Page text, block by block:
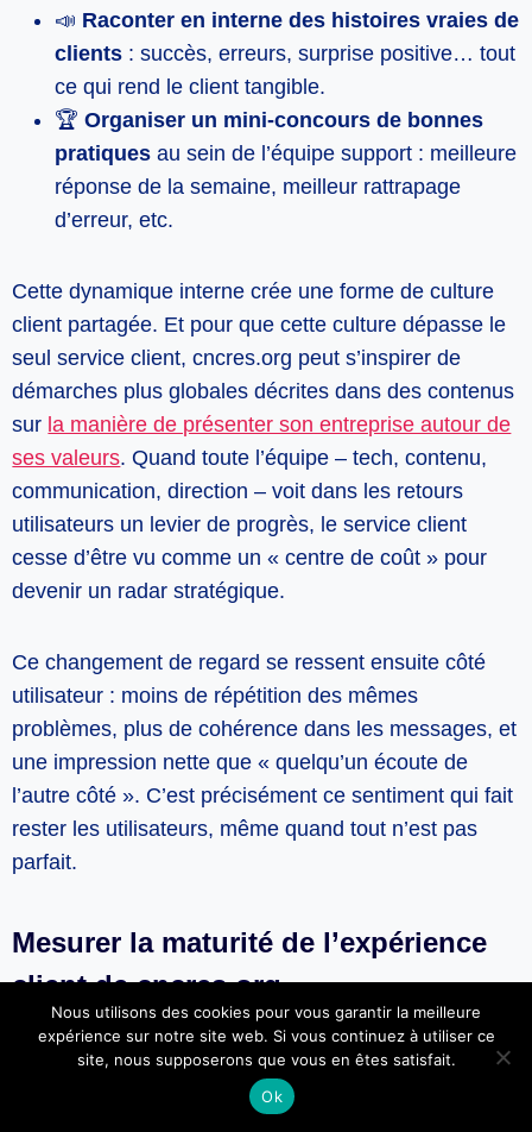
📣 Raconter en interne des histoires vraies de
clients : succès, erreurs, surprise positive… tout
ce qui rend le client tangible.
🏆Organiser un mini-concours de bonnes
pratiques au sein de l’équipe support : meilleure
réponse de la semaine, meilleur rattrapage
d’erreur, etc.
Cette dynamique interne crée une forme de culture
client partagée. Et pour que cette culture dépasse le
seul service client, cncres.org peut s’inspirer de
démarches plus globales décrites dans des contenus
sur la manière de présenter son entreprise autour de
ses valeurs. Quand toute l’équipe – tech, contenu,
communication, direction – voit dans les retours
utilisateurs un levier de progrès, le service client
cesse d’être vu comme un « centre de coût » pour
devenir un radar stratégique.
Ce changement de regard se ressent ensuite côté
utilisateur : moins de répétition des mêmes
problèmes, plus de cohérence dans les messages, et
une impression nette que « quelqu’un écoute de
l’autre côté ». C’est précisément ce sentiment qui fait
rester les utilisateurs, même quand tout n’est pas
parfait.
Mesurer la maturité de l’expérience
client de cncres.org
Pour savoir où aller, encore faut-il savoir d’où on part.
Cncres.org peut s’inspirer des grilles de maturité CX
existantes pour s’auto-évaluer sur plusieurs piliers :
Nous utilisons des cookies pour vous garantir la meilleure
expérience sur notre site web. Si vous continuez à utiliser ce
site, nous supposerons que vous en êtes satisfait.
Ok